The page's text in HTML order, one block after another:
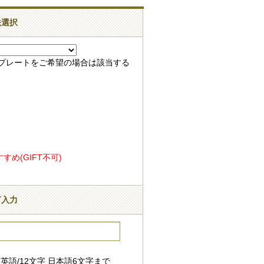
択
ートをご希望の場合は該当する
すめ(GIFT不可)
力
語/12文字 日本語6文字まで